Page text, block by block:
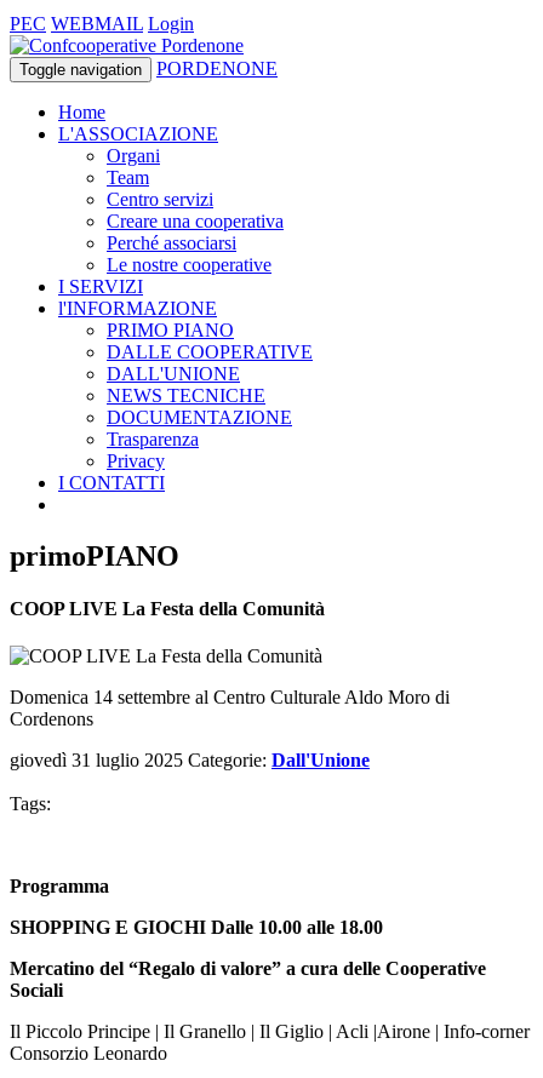
PEC WEBMAIL Login
Toggle navigation PORDENONE
Home
L'ASSOCIAZIONE
Organi
Team
Centro servizi
Creare una cooperativa
Perché associarsi
Le nostre cooperative
I SERVIZI
l'INFORMAZIONE
PRIMO PIANO
DALLE COOPERATIVE
DALL'UNIONE
NEWS TECNICHE
DOCUMENTAZIONE
Trasparenza
Privacy
I CONTATTI
primoPIANO
COOP LIVE La Festa della Comunità
Domenica 14 settembre al Centro Culturale Aldo Moro di
Cordenons
giovedì 31 luglio 2025 Categorie: Dall'Unione
Tags:
Programma
SHOPPING E GIOCHI Dalle 10.00 alle 18.00
Mercatino del “Regalo di valore” a cura delle Cooperative
Sociali
Il Piccolo Principe | Il Granello | Il Giglio | Acli |Airone | Info-corner
Consorzio Leonardo